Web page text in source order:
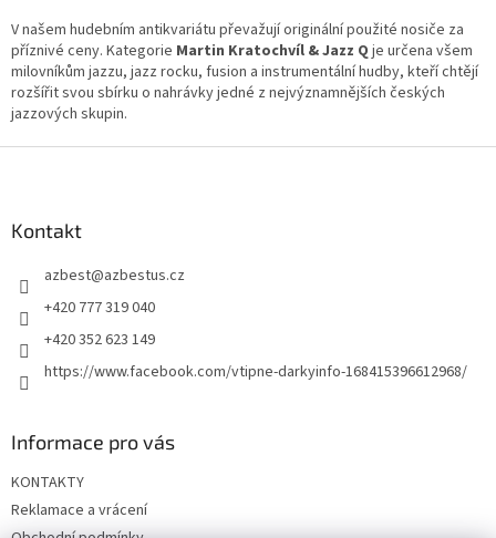
V našem hudebním antikvariátu převažují originální použité nosiče za
příznivé ceny. Kategorie Martin Kratochvíl & Jazz Q je určena všem
milovníkům jazzu, jazz rocku, fusion a instrumentální hudby, kteří chtějí
rozšířit svou sbírku o nahrávky jedné z nejvýznamnějších českých
jazzových skupin.
Kontakt
azbest@azbestus.cz
+420 777 319 040
+420 352 623 149
https://www.facebook.com/vtipne-darkyinfo-168415396612968/
Informace pro vás
KONTAKTY
Reklamace a vrácení